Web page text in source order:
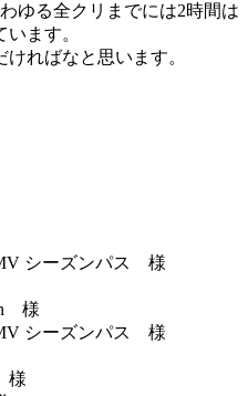
ゆる全クリまでには2時間は
ます。
ればなと思います。
シーズンパス 様
様
シーズンパス 様
様